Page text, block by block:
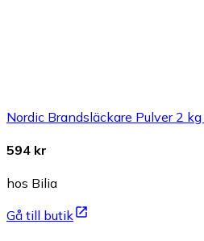
Nordic Brandsläckare Pulver 2
594 kr
hos Bilia
Gå till butik